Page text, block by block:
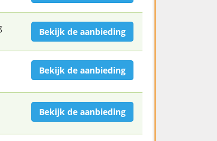
Bekijk de aanbieding
Bekijk de aanbieding
Bekijk de aanbieding